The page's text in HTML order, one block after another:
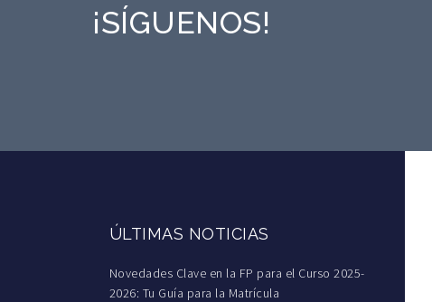
¡SÍGUENOS!
ÚLTIMAS NOTICIAS
Novedades Clave en la FP para el Curso 2025-
2026: Tu Guía para la Matrícula